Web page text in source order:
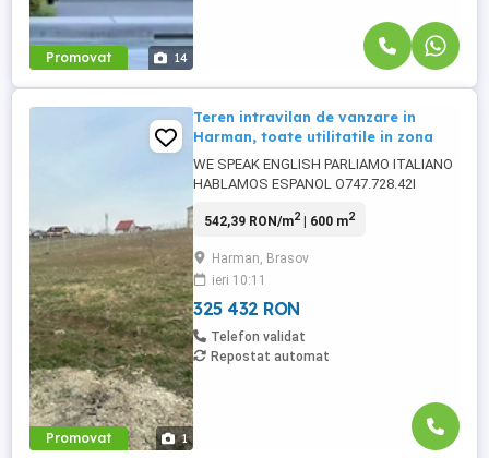
Promovat 14
Promovat 1
Teren intravilan de vanzare in
Harman, toate utilitatile in zona
WE SPEAK ENGLISH PARLIAMO ITALIANO
HABLAMOS ESPANOL O747.728.42I
intravilan in Harman cu toate utilitatile in
pretabil constructie casa. Mentionez ca
sunt deja constructii langa, are acces facil
din DN cu drum privat, ...
542,39 RON/m2| 600 m2
Harman, Brasov
ieri 10:11
325 432 RON
Telefon validat
Repostat automat